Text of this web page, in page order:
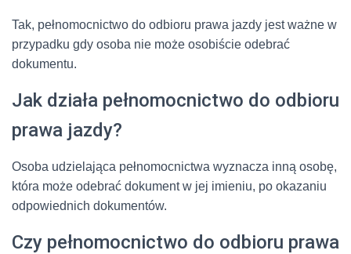
Tak, pełnomocnictwo do odbioru prawa jazdy jest ważne w
przypadku gdy osoba nie może osobiście odebrać
dokumentu.
Jak działa pełnomocnictwo do odbioru
prawa jazdy?
Osoba udzielająca pełnomocnictwa wyznacza inną osobę,
która może odebrać dokument w jej imieniu, po okazaniu
odpowiednich dokumentów.
Czy pełnomocnictwo do odbioru prawa